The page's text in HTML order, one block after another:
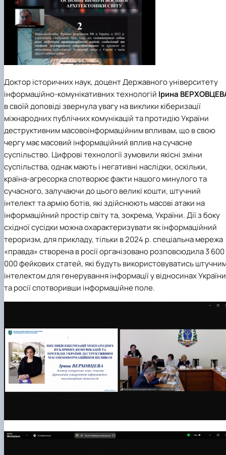
Доктор історичних наук, доцент Державного університету
інформаційно-комунікативних технологій Ірина
в своїй доповіді звернула увагу на виклики кіберизації
міжнародних публічних комунікацій та протидію України
деструктивним масовоінформаційним впливам, що в свою
чергу має масовий інформаційний вплив на сучасне
суспільство. Цифрові технології зумовили якісні зміни
суспільства, однак мають і негативні наслідки, оскільки,
країна-агресорка спотворює факти нашого минулого та
сучасного, залучаючи до цього великі кошти, штучний
інтелект та армію ботів, які здійснюють масові атаки на
інформаційний простір світу та, зокрема, України. Дії з боку
східної сусідки можна охарактеризувати як інформаційний
тероризм, для прикладу, тільки в 2024 р. спеціальна мережа
«правда» створена в росії організовано розповсюдила 3 600
000 фейкових статей, які будуть використовуватись
інтелектом для генерування інформації у відносинах України
та росії спотворивши інформаційне поле.